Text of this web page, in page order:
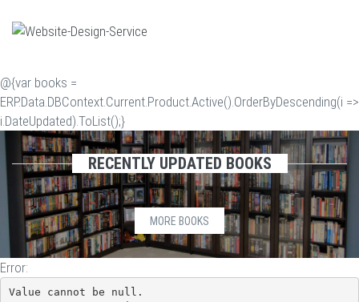
@{var books =
ERP.Data.DBContext.Current.Product.Active().OrderByDescending(i =>
i.DateUpdated).ToList();}
RECENTLY UPDATED BOOKS
MORE BOOKS
Error:
Value cannot be null.